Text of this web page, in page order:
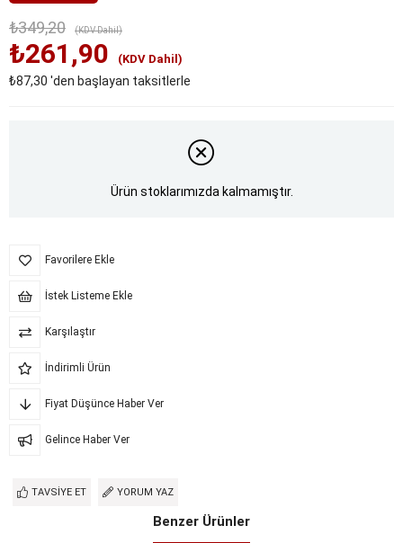
₺349,20 (KDV Dahil)
₺261,90 (KDV Dahil)
₺87,30 'den başlayan taksitlerle
Ürün stoklarımızda kalmamıştır.
Favorilere Ekle
İstek Listeme Ekle
Karşılaştır
İndirimli Ürün
Fiyat Düşünce Haber Ver
Gelince Haber Ver
TAVSIYE ET YORUM YAZ
Benzer Ürünler